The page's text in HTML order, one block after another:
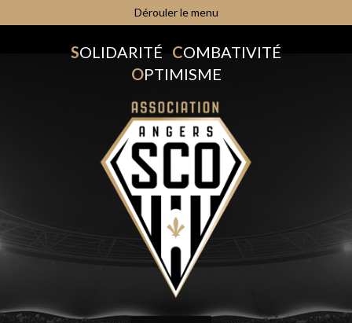
Dérouler le menu
SOLIDARITÉ COMBATIVITÉ
OPTIMISME